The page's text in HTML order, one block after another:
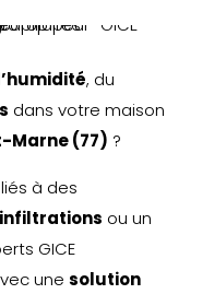
, du
dans votre maison
Marne (77) ?
à des
infiltrations ou un
GICE
une solution